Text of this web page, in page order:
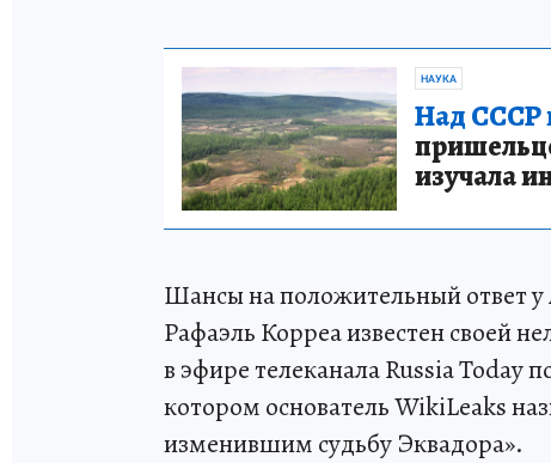
НАУКА
Над СССР
изучала
Шансы на положительный ответ
Рафаэль Корреа известен
в эфире телеканала Russia Today
котором основатель WikiLeaks
изменившим судьбу Эквадора».